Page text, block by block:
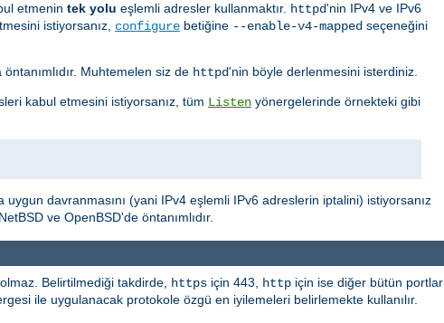
etmenin tek yolu eşlemli adresler kullanmaktır. httpd'nin IPv4 ve IPv6
istiyorsanız, configure betiğine --enable-v4-mapped seçeneğini
Muhtemelen siz de httpd'nin böyle derlenmesini isterdiniz.
kabul etmesini istiyorsanız, tüm Listen yönergelerinde örnekteki gibi
uygun davranmasını (yani IPv4 eşlemli IPv6 adreslerin iptalini) istiyorsanız
ve OpenBSD'de öntanımlıdır.
Belirtilmediği takdirde, https için 443, http için ise diğer bütün portlar
ile uygulanacak protokole özgü en iyilemeleri belirlemekte kullanılır.